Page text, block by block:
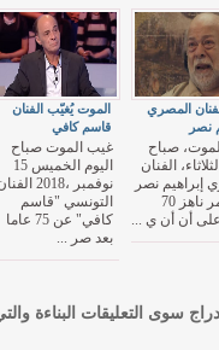
الموت يُغيّب الفنان
قاسم كافي
غيب الموت صباح
اليوم الخميس 15
نوفمبر ،2018
التونسي "قاسم
كافي" عن 75 عاما
بعد صر ...
المصري
نصر
صباح
الفنان
إبراهيم نصر
عن عمر ناهز 70
على أن أن ي ...
سوى التعليقات البناءة